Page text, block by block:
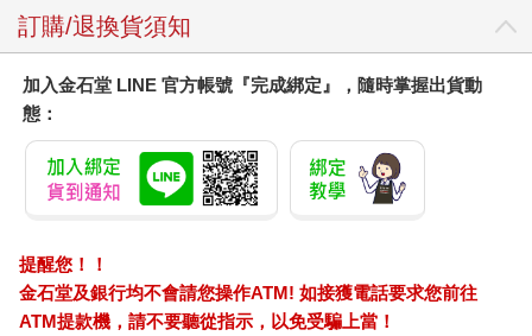
訂購/退換貨須知
加入金石堂 LINE 官方帳號『完成綁定』，隨時掌握出貨動
態：
提醒您！！
金石堂及銀行均不會請您操作ATM! 如接獲電話要求您前往
ATM提款機，請不要聽從指示，以免受騙上當！